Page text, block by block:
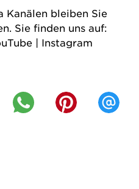
Kanälen bleiben Sie
Sie finden uns auf:
| Instagram